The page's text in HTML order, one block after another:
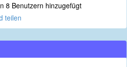
8 Benutzern hinzugefügt
teilen